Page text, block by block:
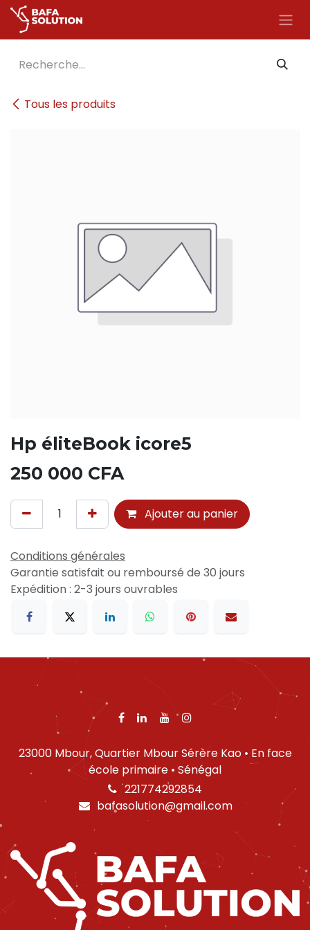
Se rendre au contenu
Tous les produits
Hp éliteBook icore5
250 000 CFA
Ajouter au panier
Conditions générales
Garantie satisfait ou remboursé de 30 jours
Expédition : 2-3 jours ouvrables
23000 Mbour, Quartier Mbour Sérère Kao • En face
école primaire • Sénégal
221774292854
bafasolution@gmail.com